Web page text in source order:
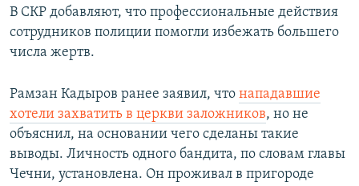
В СКР добавляют, что профессиональные действия
сотрудников полиции помогли избежать большего
числа жертв.
Рамзан Кадыров ранее заявил, что нападавшие
хотели захватить в церкви заложников, но не
объяснил, на основании чего сделаны такие
выводы. Личность одного бандита, по словам главы
Чечни, установлена. Он проживал в пригороде